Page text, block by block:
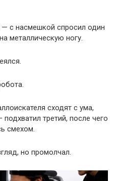
с насмешкой спросил один
металлическую ногу.
сходят с ума,
третий, после чего
смехом.
но промолчал.